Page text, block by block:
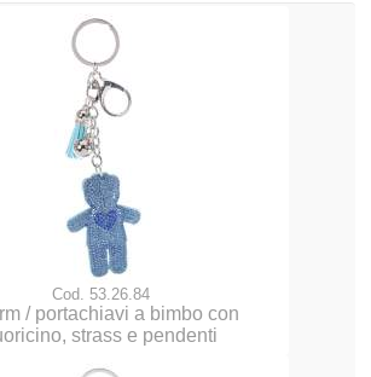
Cod. 53.26.84
/ portachiavi a bimbo con
strass e pendenti